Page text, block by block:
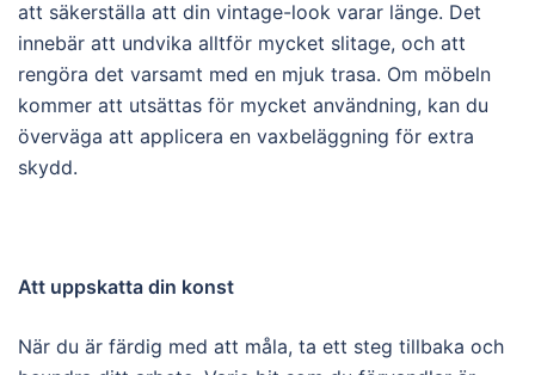
att säkerställa att din vintage-look varar länge. Det
innebär att undvika alltför mycket slitage, och att
rengöra det varsamt med en mjuk trasa. Om möbeln
kommer att utsättas för mycket användning, kan du
överväga att applicera en vaxbeläggning för extra
skydd.
Att uppskatta din konst
När du är färdig med att måla, ta ett steg tillbaka och